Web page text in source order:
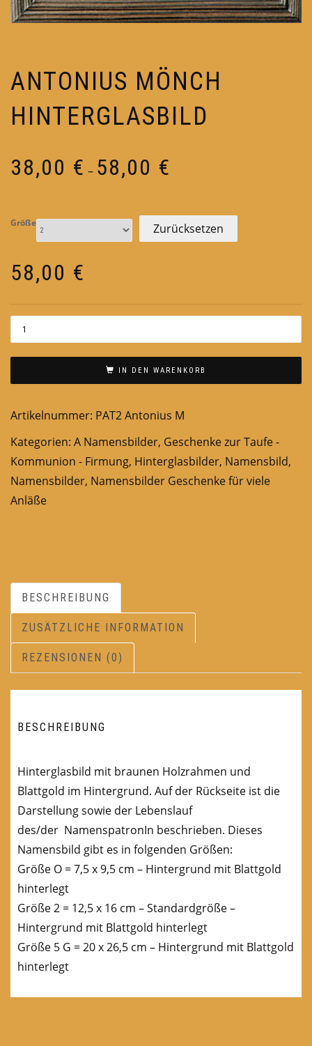
ANTONIUS MÖNCH
HINTERGLASBILD
38,00 € – 58,00 €
58,00 €
Größe Zurücksetzen
58,00 €
IN DEN WARENKORB
Artikelnummer: PAT2 Antonius M
Kategorien: A Namensbilder, Geschenke zur Taufe -
Kommunion - Firmung, Hinterglasbilder, Namensbild,
Namensbilder, Namensbilder Geschenke für viele
Anläße
BESCHREIBUNG
ZUSÄTZLICHE INFORMATION
REZENSIONEN (0)
BESCHREIBUNG
Hinterglasbild mit braunen Holzrahmen und
Blattgold im Hintergrund. Auf der Rückseite ist die
Darstellung sowie der Lebenslauf
des/der NamenspatronIn beschrieben. Dieses
Namensbild gibt es in folgenden Größen:
Größe O = 7,5 x 9,5 cm – Hintergrund mit Blattgold
hinterlegt
Größe 2 = 12,5 x 16 cm – Standardgröße –
Hintergrund mit Blattgold hinterlegt
Größe 5 G = 20 x 26,5 cm – Hintergrund mit Blattgold
hinterlegt